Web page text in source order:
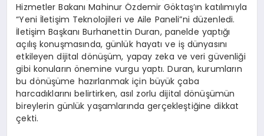
Hizmetler Bakanı Mahinur Özdemir Göktaş’ın katılımıyla
“Yeni İletişim Teknolojileri ve Aile Paneli”ni düzenledi.
İletişim Başkanı Burhanettin Duran, panelde yaptığı
açılış konuşmasında, günlük hayatı ve iş dünyasını
etkileyen dijital dönüşüm, yapay zeka ve veri güvenliği
gibi konuların önemine vurgu yaptı. Duran, kurumların
bu dönüşüme hazırlanmak için büyük çaba
harcadıklarını belirtirken, asıl zorlu dijital dönüşümün
bireylerin günlük yaşamlarında gerçekleştiğine dikkat
çekti.